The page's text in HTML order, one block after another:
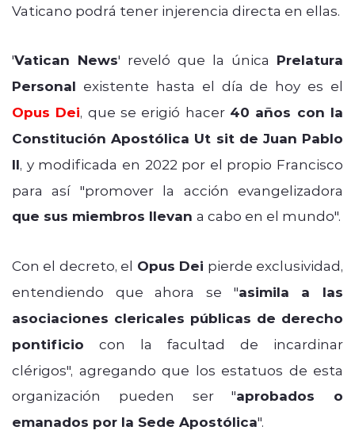
Vaticano podrá tener injerencia directa en ellas.
'Vatican News' reveló que la única Prelatura
Personal existente hasta el día de hoy es el
Opus Dei, que se erigió hacer 40 años con la
Constitución Apostólica Ut sit de Juan Pablo
II, y modificada en 2022 por el propio Francisco
para así "promover la acción evangelizadora
que sus miembros llevan a cabo en el mundo".
Con el decreto, el Opus Dei pierde exclusividad,
entendiendo que ahora se "asimila a las
asociaciones clericales públicas de derecho
pontificio con la facultad de incardinar
clérigos", agregando que los estatuos de esta
organización pueden ser "aprobados o
emanados por la Sede Apostólica".